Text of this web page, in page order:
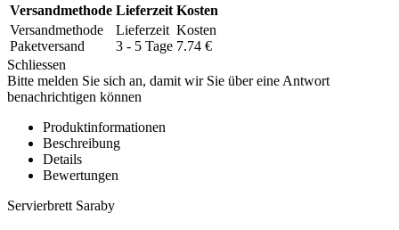
Versandmethode Lieferzeit Kosten
Versandmethode
Paketversand
Lieferzeit
3 - 5 Tage
Kosten
7.74 €
Schliessen
Bitte melden Sie sich an, damit wir Sie über eine Antwort
benachrichtigen können
Produktinformationen
Beschreibung
Details
Bewertungen
Servierbrett Saraby